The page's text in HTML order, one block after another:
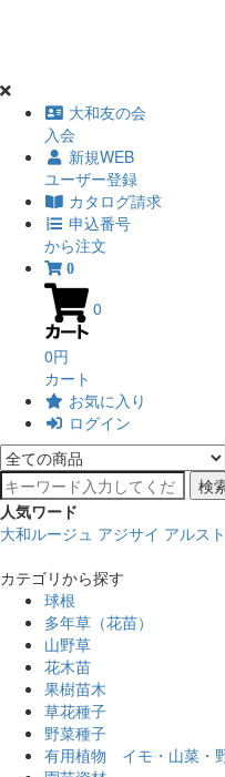
大和友の会
入会
新規WEB
ユーザー登録
カタログ請求
申込番号
から注文
0
0
0円
カート
お気に入り
ログイン
検
人気ワード
大和ルージュ アジサイ アルス
カテゴリから探す
球根
多年草（花苗）
山野草
花木苗
果樹苗木
草花種子
野菜種子
有用植物 イモ・山菜・